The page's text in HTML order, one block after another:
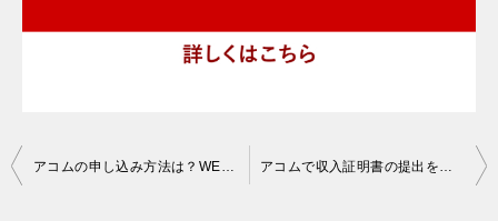
投
アコムの申し込み方法は？WEB完結のインターネット申込の流れ アコムで収入証明書の提出を無視したら利用停止・一括請求になる？